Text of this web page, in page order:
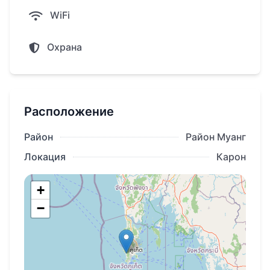
В шаговой доступности сосредоточена
десятки ресторанов, аутентичные рынки,
кафе и лучшие массажные салоны
3 бассейна, включая инфинити-бассейн на
крыше
Лаундж-зоны и полноценные парковые
пространства на крыше
Ресторан, кафе у бассейна, зона для
Современный коворкинг
WiFi
Охрана
Расположение
Район
Район Муанг
Локация
Карон
+
−